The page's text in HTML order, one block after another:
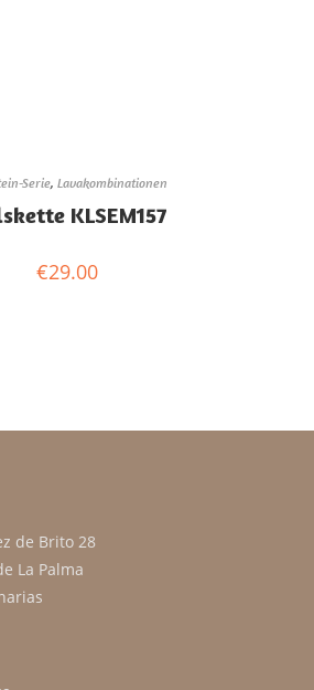
Serie, Lavakombinationen
KLSEM157
€29.00
de Brito 28
La Palma